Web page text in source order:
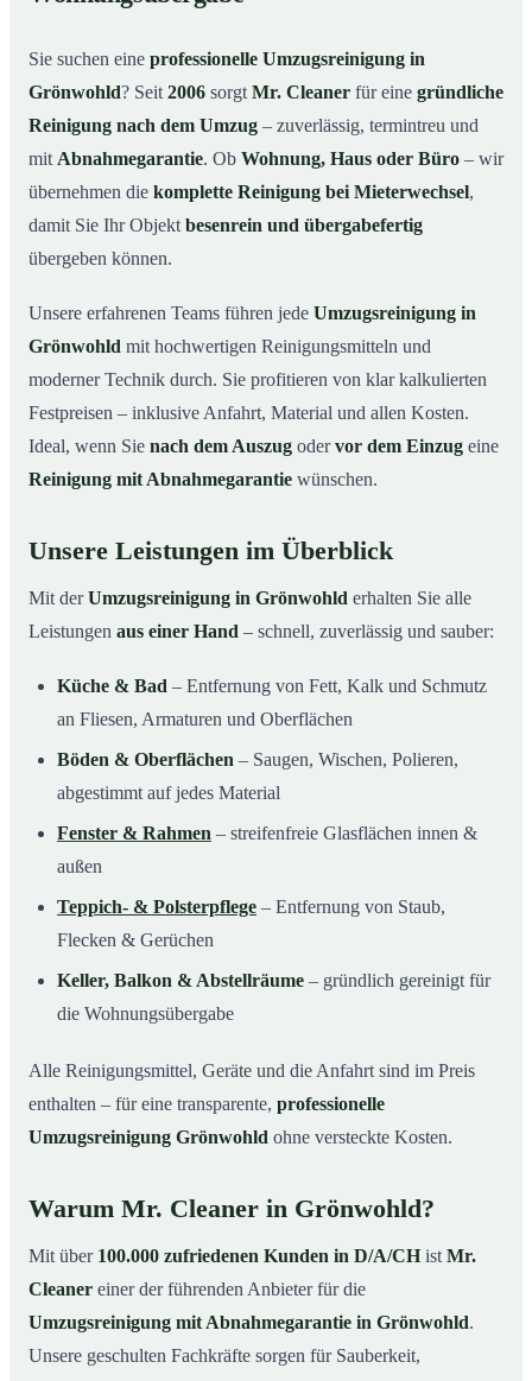
04So funktioniert’s
Typische Anlässe für eine Umzugsreinigung
07 Jetzt Angebot anfordern
08So läuft eine Umzugsreinigung in Grönwohld
Sie suchen eine professionelle Umzugsreinigung in
Grönwohld? Seit 2006 sorgt Mr. Cleaner für eine gründliche
Reinigung nach dem Umzug – zuverlässig, termintreu und
mit Abnahmegarantie. Ob Wohnung, Haus oder Büro – wir
übernehmen die komplette Reinigung bei Mieterwechsel,
damit Sie Ihr Objekt besenrein und übergabefertig
übergeben können.
Unsere erfahrenen Teams führen jede Umzugsreinigung in
Grönwohld mit hochwertigen Reinigungsmitteln und
moderner Technik durch. Sie profitieren von klar kalkulierten
Festpreisen – inklusive Anfahrt, Material und allen Kosten.
Ideal, wenn Sie nach dem Auszug odervor dem Einzug eine
Reinigung mit Abnahmegarantie wünschen.
Unsere Leistungen im Überblick
Mit derUmzugsreinigung in Grönwohld erhalten Sie alle
Leistungen aus einer Hand – schnell, zuverlässig und sauber:
Küche & Bad – Entfernung von Fett, Kalk und Schmutz
an Fliesen, Armaturen und Oberflächen
Böden & Oberflächen – Saugen, Wischen, Polieren,
abgestimmt auf jedes Material
Fenster & Rahmen – streifenfreie Glasflächen innen &
außen
Teppich- & Polsterpflege – Entfernung von Staub,
Flecken & Gerüchen
Keller, Balkon & Abstellräume – gründlich gereinigt für
die Wohnungsübergabe
Alle Reinigungsmittel, Geräte und die Anfahrt sind im Preis
enthalten – für eine transparente, professionelle
Umzugsreinigung Grönwohld ohne versteckte Kosten.
Warum Mr. Cleaner in Grönwohld?
Mit über 100.000 zufriedenen Kunden in D/A/CHist Mr.
Cleaner einer der führenden Anbieter für die
Umzugsreinigung mit Abnahmegarantie in Grönwohld.
Unsere geschulten Fachkräfte sorgen für Sauberkeit,